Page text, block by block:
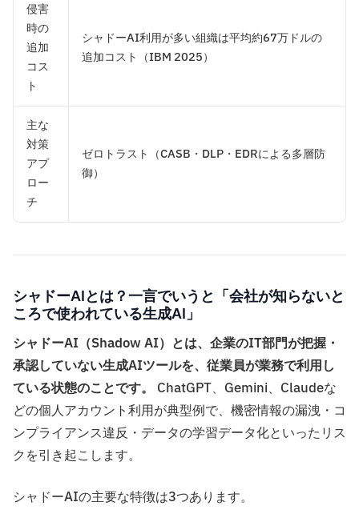
侵害
時の
追加
コス
ト
シャドーAI利用が多い組織は平均約67万ドルの
追加コスト（IBM 2025）
主な
対策
アプ
ロー
チ
ゼロトラスト（CASB・DLP・EDRによる多層防
御）
シャドーAIとは？一言でいうと「会社が知らないと
ころで使われている生成AI」
シャドーAI（Shadow AI）とは、企業のIT部門が把握・
承認していない生成AIツールを、従業員が業務で利用し
ている状態のことです。
ChatGPT、Gemini、Claudeな
どの個人アカウント利用が典型例で、機密情報の漏洩・コ
ンプライアンス違反・データの学習データ化といったリス
クを引き起こします。
シャドーAIの主要な特徴は3つあります。